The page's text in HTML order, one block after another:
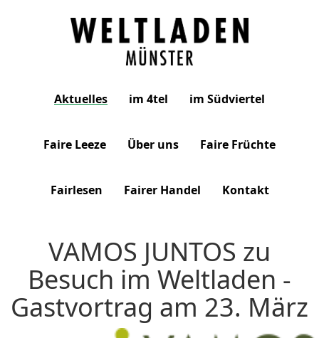
Weltladen
Aktuelles im 4tel im Südviertel
Faire Leeze Über uns Faire Früchte
Fairlesen Fairer Handel Kontakt
VAMOS JUNTOS zu
Besuch im Weltladen -
Gastvortrag am 23. März